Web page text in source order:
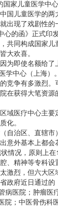
家儿童医学中
国儿童医学的
现了戏剧性的
心的函》正式
共同构成国家儿
大欢喜。
为即使名额给
学中心（上海）。
争有多激烈
获得大笔资源
域医疗中心主
化。
治区、直辖
外基本上都
情况，原则上
精神等专科设
烈，但六大区
府近日通过
医院；肿瘤
；中医骨伤科